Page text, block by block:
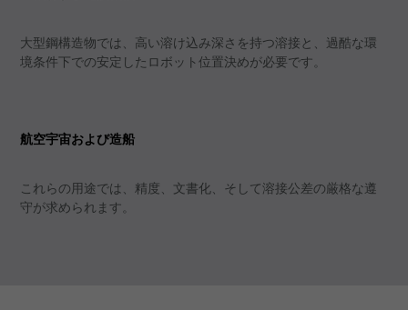
大型鋼構造物では、高い溶け込み深さを持つ溶接と、過酷な環
境条件下での安定したロボット位置決めが必要です。
航空宇宙および造船
これらの用途では、精度、文書化、そして溶接公差の厳格な遵
守が求められます。